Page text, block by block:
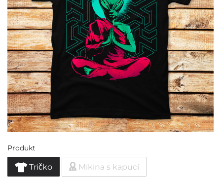
Produkt
Tričko Mikina s kapucí